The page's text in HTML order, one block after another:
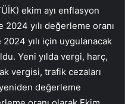
ekim ayı enflasyon
2024 yılı değerleme oranı
yılı için uygulanacak
Yeni yılda vergi, harç,
vergisi, trafik cezaları
değerleme